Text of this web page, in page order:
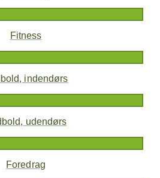
Fitness
indendørs
udendørs
Foredrag